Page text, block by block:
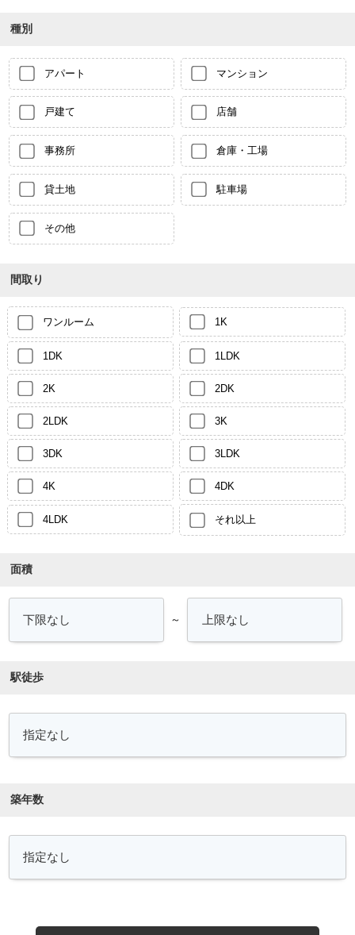
種別
アパート マンション
戸建て 店舗
事務所 倉庫・工場
貸土地 駐車場
その他
間取り
ワンルーム 1K
1DK 1LDK
2K 2DK
2LDK 3K
3DK 3LDK
4K 4DK
4LDK それ以上
面積
～
駅徒歩
築年数